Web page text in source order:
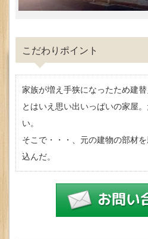
こだわりポイント
家族が増え手狭になったため建替
とはいえ思い出いっぱいの家屋
い。
そこで・・・、元の建物の部材
込んだ。